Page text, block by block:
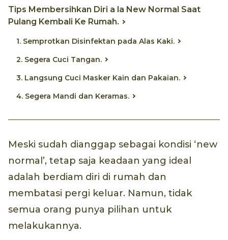
Tips Membersihkan Diri a la New Normal Saat
Pulang Kembali Ke Rumah.
1. Semprotkan Disinfektan pada Alas Kaki.
2. Segera Cuci Tangan.
3. Langsung Cuci Masker Kain dan Pakaian.
4. Segera Mandi dan Keramas.
Meski sudah dianggap sebagai kondisi ‘new
normal’, tetap saja keadaan yang ideal
adalah berdiam diri di rumah dan
membatasi pergi keluar. Namun, tidak
semua orang punya pilihan untuk
melakukannya.